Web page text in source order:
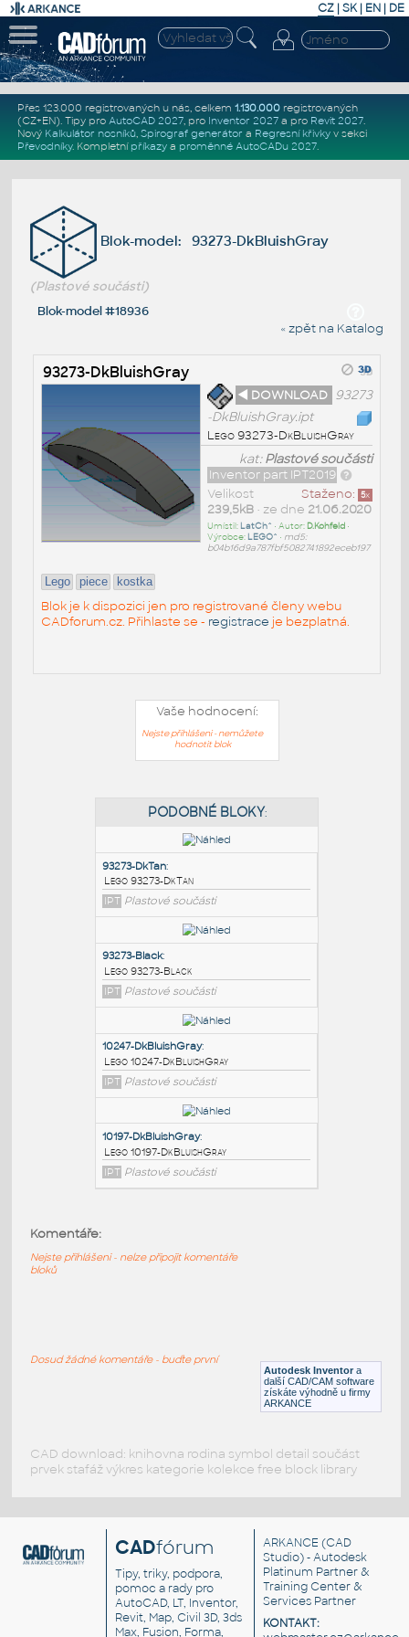
CZ | SK| EN | DE
Přes 123.000 registrovaných u nás, celkem 1.130.000registrovaných
(CZ+EN). Tipy pro AutoCAD 2027, pro Inventor 2027a pro Revit 2027.
Nový Kalkulátor nosníků, Spirograf generátor a Regresní křivkyv sekci
Převodníky. Kompletní příkazya proměnné AutoCADu 2027.
Blok-model: 93273-DkBluishGray
(Plastové součásti)
Blok-model #18936
« zpět na Katalog
93273-DkBluishGray
◄ DOWNLOAD 93273
-DkBluishGray.ipt
Lego 93273-DkBluishGray
kat:Plastové součásti
Inventor part IPT2019
Staženo: 5x
Velikost
239,5kB• ze dne 21.06.2020
Umístil: LatCh^ • Autor: D.Kohfeld•
Výrobce: LEGO^ • md5:
b04b16d9a787fbf5082741892eceb197
Lego piece kostka
Blok je k dispozici jen pro registrované členy webu
CADforum.cz. Přihlaste se - registrace je bezplatná.
Vaše hodnocení:
Nejste přihlášeni - nemůžete
hodnotit blok
93273-DkTan:
Lego 93273-DkTan
IPT Plastové součásti
93273-Black:
Lego 93273-Black
IPT
Plastové součásti
Lego 10197-DkBluishGray
Autodesk Inventor a
další CAD/CAM software
získáte výhodně u firmy
ARKANCE
Komentáře:
Nejste přihlášeni - nelze připojit komentáře
bloků
Dosud žádné komentáře - buďte první
CAD download: knihovna rodina symbol detail součást
prvek stafáž výkres kategorie kolekce free block library
CADfórum
Tipy, triky, podpora,
pomoc a rady pro
AutoCAD, LT, Inventor,
Revit, Map, Civil 3D, 3ds
Max, Fusion, Forma,
ARKANCE (CAD
Studio) - Autodesk
Platinum Partner &
Training Center &
Services Partner
KONTAKT: